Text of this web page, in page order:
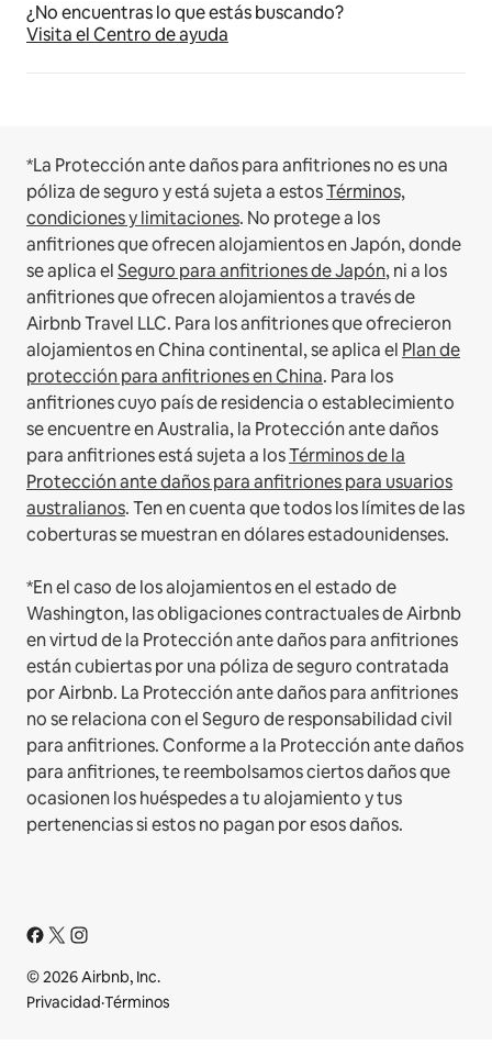
¿No encuentras lo que estás buscando?
Visita el Centro de ayuda
*La Protección ante daños para anfitriones no es una
póliza de seguro y está sujeta a estosTérminos,
condiciones y limitaciones. No protege a los
anfitriones que ofrecen alojamientos en Japón, donde
se aplica elSeguro para anfitriones de Japón, ni a los
anfitriones que ofrecen alojamientos a través de
Airbnb Travel LLC. Para los anfitriones que ofrecieron
alojamientos en China continental, se aplica el Plan de
protección para anfitriones en China. Para los
anfitriones cuyo país de residencia o establecimiento
se encuentre en Australia, la Protección ante daños
para anfitriones está sujeta a losTérminos de la
Protección ante daños para anfitriones para usuarios
australianos. Ten en cuenta que todos los límites de las
coberturas se muestran en dólares estadounidenses.
*En el caso de los alojamientos en el estado de
Washington, las obligaciones contractuales de Airbnb
en virtud de la Protección ante daños para anfitriones
están cubiertas por una póliza de seguro contratada
por Airbnb. La Protección ante daños para anfitriones
no se relaciona con el Seguro de responsabilidad civil
para anfitriones. Conforme a la Protección ante daños
para anfitriones, te reembolsamos ciertos daños que
ocasionen los huéspedes a tu alojamiento y tus
pertenencias si estos no pagan por esos daños.
© 2026 Airbnb, Inc.
Privacidad·Términos